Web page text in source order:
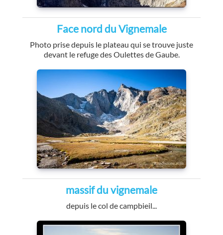
Face nord du Vignemale
Photo prise depuis le plateau qui se trouve juste
devant le refuge des Oulettes de Gaube.
massif du vignemale
depuis le col de campbieil...